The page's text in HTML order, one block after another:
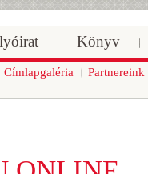
Könyv
Címlapgaléria Partnereink